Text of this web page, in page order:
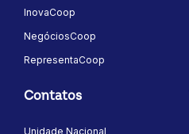
InovaCoop
NegóciosCoop
RepresentaCoop
Contatos
Unidade Nacional